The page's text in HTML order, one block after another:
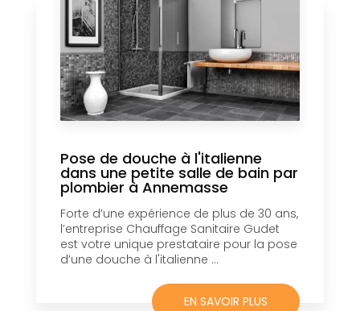
Pose de douche à l'italienne
dans une petite salle de bain par
plombier à Annemasse
Forte d’une expérience de plus de 30 ans,
l’entreprise Chauffage Sanitaire Gudet
est votre unique prestataire pour la pose
d’une douche à l'italienne ...
EN SAVOIR PLUS